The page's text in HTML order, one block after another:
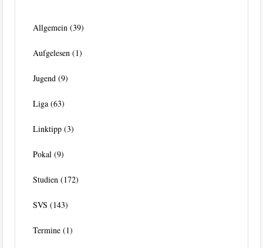
Allgemein (39)
Aufgelesen (1)
Jugend (9)
Liga (63)
Linktipp (3)
Pokal (9)
Studien (172)
SVS (143)
Termine (1)